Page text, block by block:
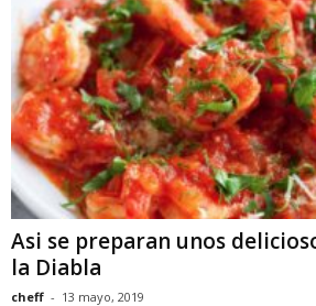
Asi se preparan unos
la Diabla
cheff - 13 mayo, 2019